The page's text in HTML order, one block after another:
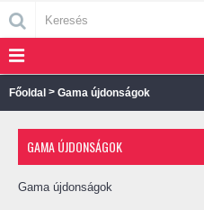
Főoldal > Gama újdonságok
GAMA ÚJDONSÁGOK
Gama újdonságok